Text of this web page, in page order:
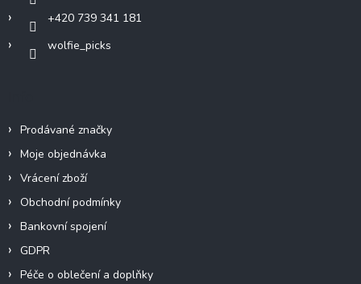
+420 739 341 181
wolfie_picks
Prodávané značky
Moje objednávka
Vrácení zboží
Obchodní podmínky
Bankovní spojení
GDPR
Péče o oblečení a doplňky